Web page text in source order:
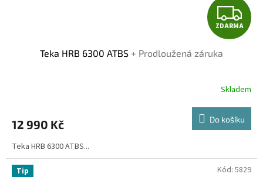
Z
D
R
M
A
ZDARMA
Teka HRB 6300 ATBS + Prodloužená záruka
je
z
5
hvězdiček.
Skladem
12 990 Kč Do košíku
Teka HRB 6300 ATBS...
Tip Kód: 5829